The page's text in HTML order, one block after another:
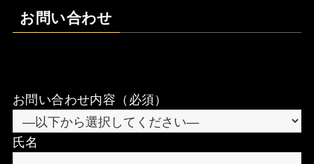
お問い合わせ
お問い合わせ内容（必須）
氏名